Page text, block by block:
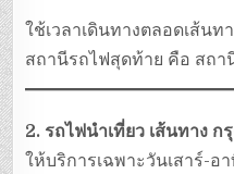
ใช้เวลาเดินทางตลอดเส้น
สถานีรถไฟสุดท้าย คือ สถา
2. รถไฟนำเที่ยว เส้นทาง ก
ให้บริการเฉพาะวันเสาร์-